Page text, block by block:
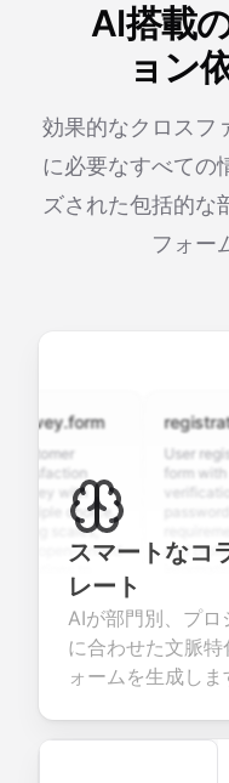
AI搭載
ョン
効果的なクロスフ
に必要なすべての
ズされた包括的な
フォー
with
choice,
open-ended
valuable
about
products or
User
form with
verification,
and profile
information
fields for
seamless
account
creation.
スマートなコ
レート
AIが部門別、プロ
に合わせた文脈
ォームを生成しま